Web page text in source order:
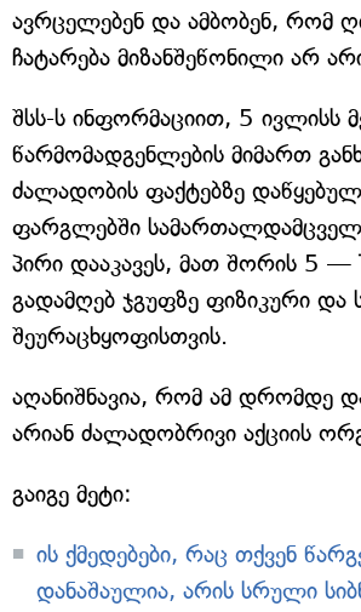
ავრცელებენ და ამბობენ, რომ
ჩატარება მიზანშეწონილი არ
შსს-ს ინფორმაციით, 5 ივლისს
წარმომადგენლების მიმართ
ძალადობის ფაქტებზე
ფარგლებში
პირი დააკავეს, მათ შორის 5 —
გადამღებ ჯგუფზე ფიზიკური და
შეურაცხყოფისთვის.
აღანიშნავია, რომ ამ დრომდე
არიან ძალადობრივი აქციის
გაიგე მეტი:
ის ქმედებები, რაც თქვენ
დანაშაულია, არის სრული